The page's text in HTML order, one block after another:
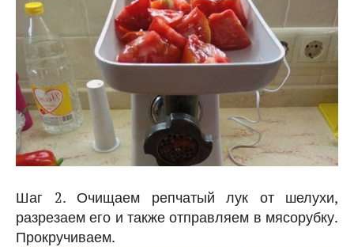
Шаг 2. Очищаем репчатый лук от шелухи,
разрезаем его и также отправляем в мясорубку.
Прокручиваем.